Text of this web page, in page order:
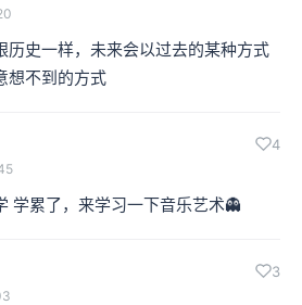
历史一样，未来会以过去的某种方式
想不到的方式
4
学累了，来学习一下音乐艺术👻
3